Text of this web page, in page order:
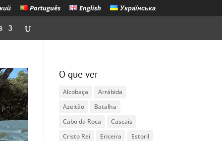
Português English Українська
O que ver
Alcobaça
Arrábida
Azeitão
Batalha
Cabo da Roca
Cascais
Cristo Rei
Ericeira
Estoril